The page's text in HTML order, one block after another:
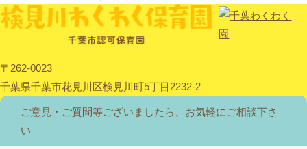
〒262-0023
千葉県千葉市花見川区検見川町5丁目2232-2
ご意見・ご質問等ございましたら、お気軽にご相談下さ
い